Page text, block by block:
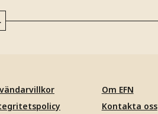
Om EFN
Kontakta oss